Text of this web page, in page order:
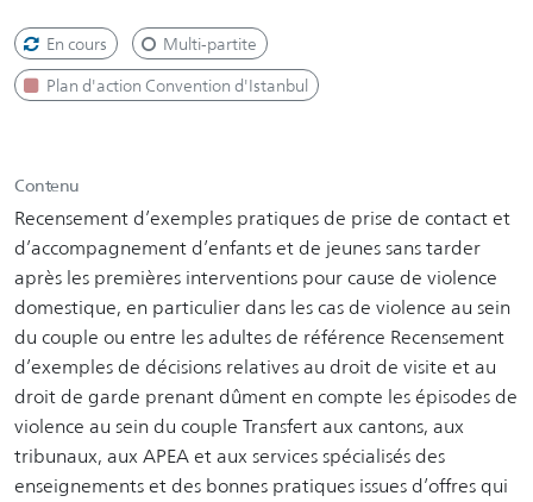
En cours Multi-partite
Plan d'action Convention d'Istanbul
Contenu
Recensement d’exemples pratiques de prise de contact et
d’accompagnement d’enfants et de jeunes sans tarder
après les premières interventions pour cause de violence
domestique, en particulier dans les cas de violence au sein
du couple ou entre les adultes de référence Recensement
d’exemples de décisions relatives au droit de visite et au
droit de garde prenant dûment en compte les épisodes de
violence au sein du couple Transfert aux cantons, aux
tribunaux, aux APEA et aux services spécialisés des
enseignements et des bonnes pratiques issues d’offres qui